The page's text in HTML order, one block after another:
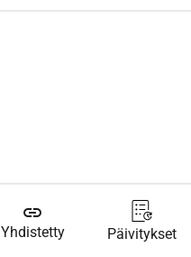
link
Yhdistetty Päivitykset